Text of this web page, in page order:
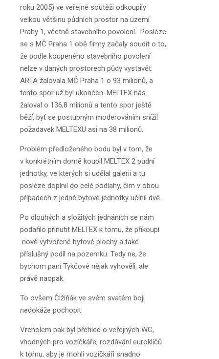
roku 2005) ve veřejné soutěži odkoupily
velkou většinu půdních prostor na území
Prahy 1, včetně stavebního povolení. Posléze
se s MČ Praha 1 obě firmy začaly soudit o to,
že podle koupeného stavebního povolení
nelze v daných prostorech půdy vystavět.
ARTA žalovala MČ Praha 1 o 93 milionů, a
tento spor už byl ukončen. MELTEX nás
žaloval o 136,8 milionů a tento spor ještě
běží, byť se postupným moderováním snížil
požadavek MELTEXU asi na 38 milionů.
Problém předloženého bodu byl v tom, že
v konkrétním domě koupil MELTEX 2 půdní
jednotky, ve kterých si udělal galerii a tu
posléze doplnil do celé podlahy, čím v obou
případech z jedné bytové jednotky učinil dvě.
Po dlouhých a složitých jednáních se nám
podařilo přinutit MELTEX k tomu, že přikoupí
nově vytvořené bytové plochy a také
příslušný podíl na pozemku. Tedy ne, že
bychom paní Tykčové nějak vyhověli, ale
právě naopak.
To ovšem Čižiňák ve svém svatém boji
nedokáže pochopit.
Vrcholem pak byl přehled o veřejných WC,
vhodných pro vozíčkáře, rozdávání euroklíčů
k tomu, aby je mohli vozíčkáři snadno